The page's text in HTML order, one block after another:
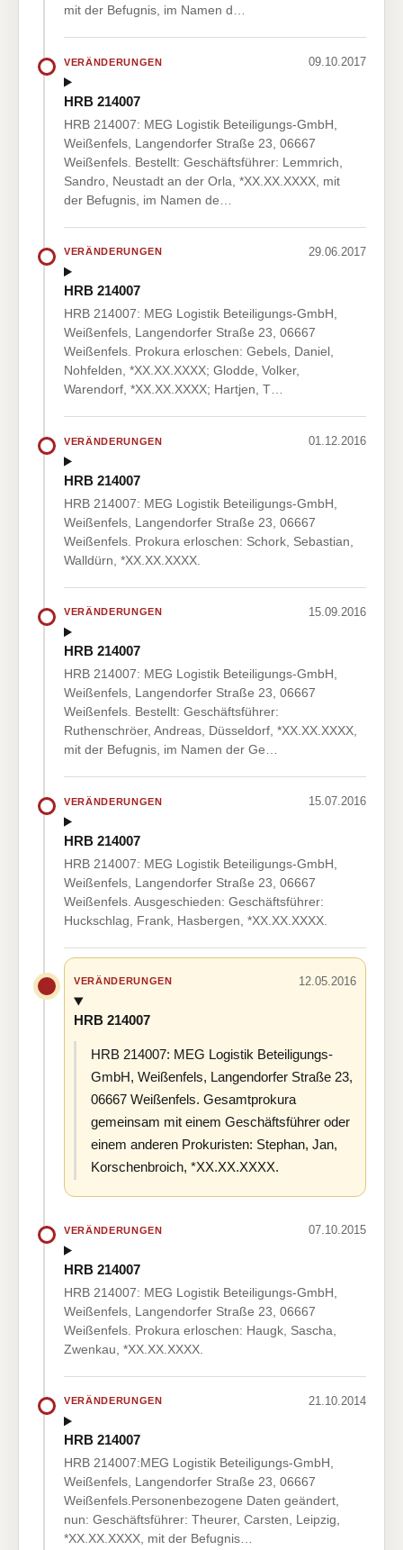
mit der Befugnis, im Namen d…
VERÄNDERUNGEN 09.10.2017
HRB 214007
HRB 214007: MEG Logistik Beteiligungs-GmbH,
Weißenfels, Langendorfer Straße 23, 06667
Weißenfels. Bestellt: Geschäftsführer: Lemmrich,
Sandro, Neustadt an der Orla, *XX.XX.XXXX, mit
der Befugnis, im Namen de…
VERÄNDERUNGEN 29.06.2017
HRB 214007
HRB 214007: MEG Logistik Beteiligungs-GmbH,
Weißenfels, Langendorfer Straße 23, 06667
Weißenfels. Prokura erloschen: Gebels, Daniel,
Nohfelden, *XX.XX.XXXX; Glodde, Volker,
Warendorf, *XX.XX.XXXX; Hartjen, T…
VERÄNDERUNGEN 01.12.2016
HRB 214007
HRB 214007: MEG Logistik Beteiligungs-GmbH,
Weißenfels, Langendorfer Straße 23, 06667
Weißenfels. Prokura erloschen: Schork, Sebastian,
Walldürn, *XX.XX.XXXX.
VERÄNDERUNGEN 15.09.2016
HRB 214007
HRB 214007: MEG Logistik Beteiligungs-GmbH,
Weißenfels, Langendorfer Straße 23, 06667
Weißenfels. Bestellt: Geschäftsführer:
Ruthenschröer, Andreas, Düsseldorf, *XX.XX.XXXX,
mit der Befugnis, im Namen der Ge…
VERÄNDERUNGEN 15.07.2016
HRB 214007
HRB 214007: MEG Logistik Beteiligungs-GmbH,
Weißenfels, Langendorfer Straße 23, 06667
Weißenfels. Ausgeschieden: Geschäftsführer:
Huckschlag, Frank, Hasbergen, *XX.XX.XXXX.
VERÄNDERUNGEN 12.05.2016
HRB 214007
HRB 214007: MEG Logistik Beteiligungs-
GmbH, Weißenfels, Langendorfer Straße 23,
06667 Weißenfels. Gesamtprokura
gemeinsam mit einem Geschäftsführer oder
einem anderen Prokuristen: Stephan, Jan,
Korschenbroich, *XX.XX.XXXX.
VERÄNDERUNGEN 07.10.2015
HRB 214007
HRB 214007: MEG Logistik Beteiligungs-GmbH,
Weißenfels, Langendorfer Straße 23, 06667
Weißenfels. Prokura erloschen: Haugk, Sascha,
Zwenkau, *XX.XX.XXXX.
VERÄNDERUNGEN 21.10.2014
HRB 214007
HRB 214007:MEG Logistik Beteiligungs-GmbH,
Weißenfels, Langendorfer Straße 23, 06667
Weißenfels.Personenbezogene Daten geändert,
nun: Geschäftsführer: Theurer, Carsten, Leipzig,
*XX.XX.XXXX, mit der Befugnis…